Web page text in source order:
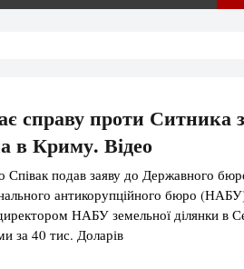
справу проти Ситника
в Криму. Відео
Співак подав заяву до Державного
антикорупційного бюро
НАБУ земельної ділянки в
за 40 тис. Доларів